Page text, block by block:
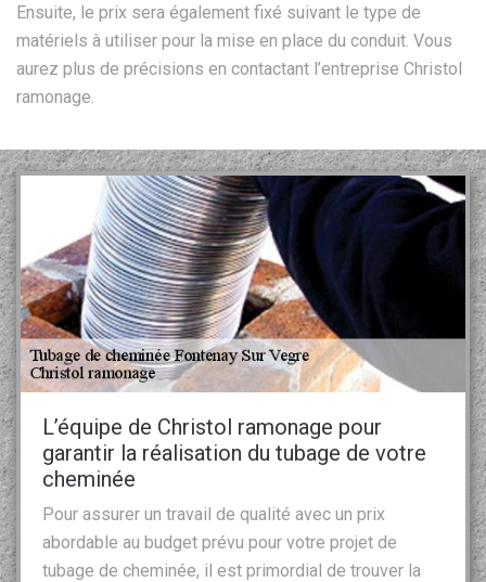
Ensuite, le prix sera également fixé suivant le type de
matériels à utiliser pour la mise en place du conduit. Vous
aurez plus de précisions en contactant l’entreprise Christol
ramonage.
L’équipe de Christol ramonage pour
garantir la réalisation du tubage de votre
cheminée
Pour assurer un travail de qualité avec un prix
abordable au budget prévu pour votre projet de
tubage de cheminée, il est primordial de trouver la